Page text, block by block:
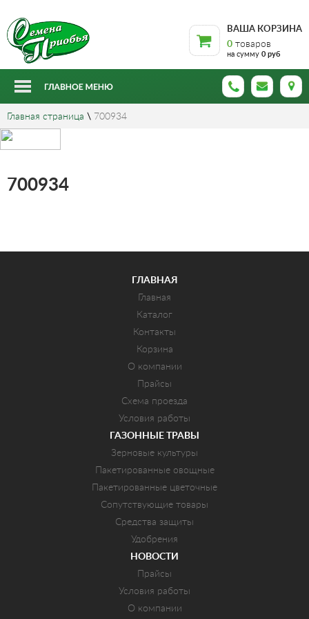
ВАША КОРЗИНА
0 товаров
на сумму 0 руб
Главная страница \ 700934
700934
ГЛАВНАЯ
Главная
Каталог
Контакты
Корзина
О компании
Прайсы
Схема проезда
Условия работы
ГАЗОННЫЕ ТРАВЫ
Зерновые культуры
Пакетированные овощные
Пакетированные цветочные
Сопутствующие товары
Средства защиты
Удобрения
НОВОСТИ
Прайсы
Условия работы
О компании